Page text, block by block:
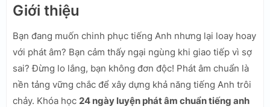
Giới thiệu
Bạn đang muốn chinh phục tiếng Anh nhưng lại loay hoay
với phát âm? Bạn cảm thấy ngại ngùng khi giao tiếp vì sợ
sai? Đừng lo lắng, bạn không đơn độc! Phát âm chuẩn là
nền tảng vững chắc để xây dựng khả năng tiếng Anh trôi
chảy. Khóa học 24 ngày luyện phát âm chuẩn tiếng anh